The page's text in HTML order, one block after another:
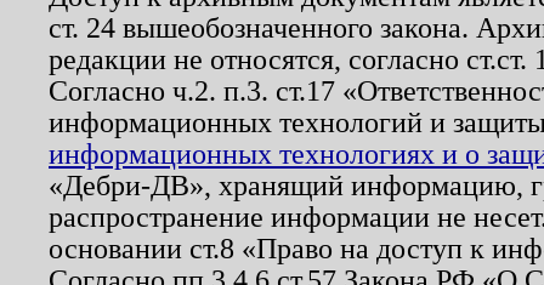
ст. 24 вышеобозначенного закона.
редакции не относятся, согласно
Согласно ч.2. п.3. ст.17
информационных технологий и
информационных технологиях и о
«Дебри-ДВ», хранящий информацию,
распространение информации не
основании ст.8 «Право на доступ к